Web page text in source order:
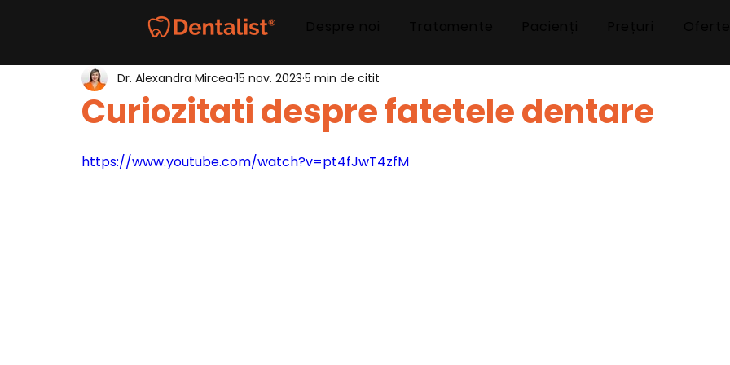
Curiozitati despre fatetele dentare
Dr. Alexandra Mircea 15 nov. 2023 5 min de citit
https://www.youtube.com/watch?v=pt4fJwT4zfM